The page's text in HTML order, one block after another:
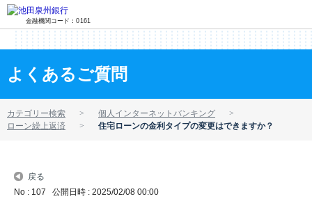
金融機関コード：0161
よくあるご質問
カテゴリー検索
個人インターネットバンキング
ローン繰上返済
住宅ローンの金利タイプの変更はできますか？
戻る
No : 107 公開日時 : 2025/02/08 00:00